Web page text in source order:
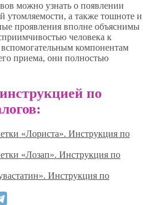
можно узнать о появлении
утомляемости, а также тошноте и
проявления вполне объяснимы
человека к
компонентам
приема, они полностью
по
«Лориста». Инструкция по
«Лозап». Инструкция по
Инструкция по